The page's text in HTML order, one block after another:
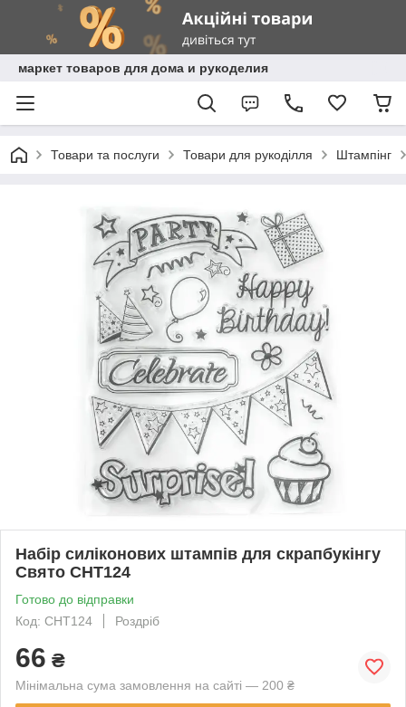
маркет товаров для дома и рукоделия
Товари та послуги Товари для рукоділля Штампінг
Набір силіконових штампів для скрапбукінгу
Свято CHT124
Готово до відправки
Код: CHT124
Роздріб
66 ₴
Мінімальна сума замовлення на сайті — 200 ₴